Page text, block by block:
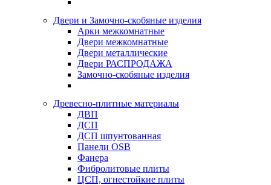
Двери и Замочно-скобяные изделия
Арки межкомнатные
Двери межкомнатные
Двери металлические
Двери РАСПРОДАЖА
Замочно-скобяные изделия
Древесно-плитные материалы
ДВП
ДСП
ДСП шпунтованная
Панели OSB
Фанера
Фибролитовые плиты
ЦСП, огнестойкие плиты